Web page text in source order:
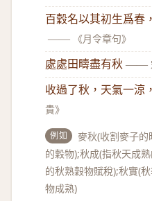
百穀名以其初生爲春
——
《月令章句》
處處田疇盡有秋 ——
收過了秋，天氣一涼
貴》
例如
麥秋(收割麥子
的穀物);秋成(指秋天成
的秋熟穀物賦稅);秋實(
物成熟)